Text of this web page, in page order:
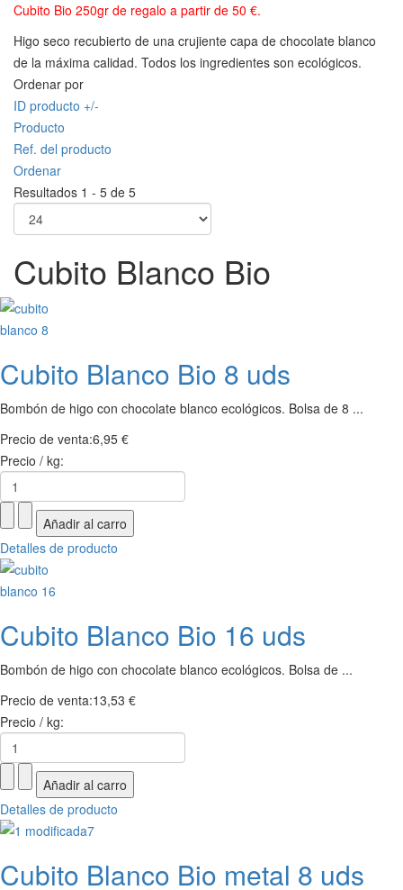
Cubito Bio 250gr de regalo a partir de 50 €.
Higo seco recubierto de una crujiente capa de chocolate blanco
de la máxima calidad. Todos los ingredientes son ecológicos.
Ordenar por
ID producto +/-
Producto
Ref. del producto
Ordenar
Resultados 1 - 5 de 5
Cubito Blanco Bio
Cubito Blanco Bio 8 uds
Bombón de higo con chocolate blanco ecológicos. Bolsa de 8 ...
Precio de venta:6,95 €
Precio / kg:
Detalles de producto
Cubito Blanco Bio 16 uds
Bombón de higo con chocolate blanco ecológicos. Bolsa de ...
Precio de venta:13,53 €
Precio / kg:
Detalles de producto
Cubito Blanco Bio metal 8 uds